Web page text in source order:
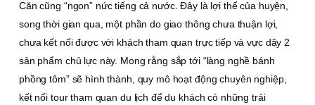
Căn cũng “ngon” nức tiếng cả nước. Ðây là lợi thế của huyện,
song thời gian qua, một phần do giao thông chưa thuận lợi,
chưa kết nối được với khách tham quan trực tiếp và vực dậy 2
sản phẩm chủ lực này. Mong rằng sắp tới “làng nghề bánh
phồng tôm” sẽ hình thành, quy mô hoạt động chuyên nghiệp,
kết nối tour tham quan du lịch để du khách có những trải